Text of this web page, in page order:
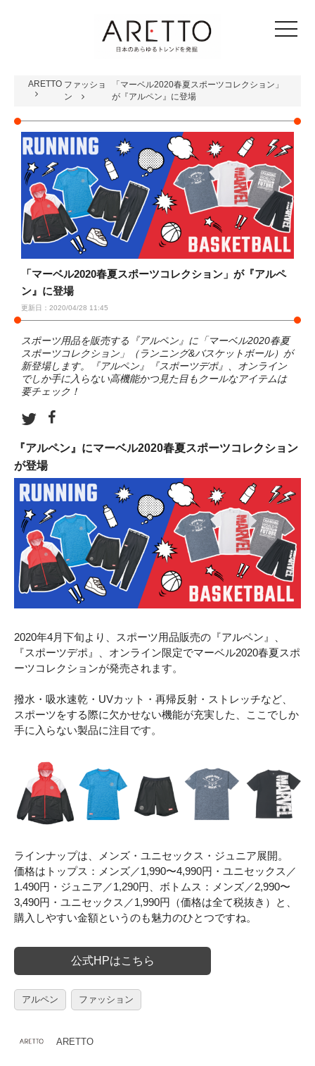
toggle
ARETTO ファッショ
ン
「マーベル2020春夏スポーツコレクション」
が『アルペン』に登場
「マーベル2020春夏スポーツコレクション」が『アルペ
ン』に登場
更新日：2020/04/28 11:45
スポーツ用品を販売する『アルペン』に「マーベル2020春夏
スポーツコレクション」（ランニング&バスケットボール）が
新登場します。『アルペン』『スポーツデポ』、オンライン
でしか手に入らない高機能かつ見た目もクールなアイテムは
要チェック！
『アルペン』にマーベル2020春夏スポーツコレクション
が登場
2020年4月下旬より、スポーツ用品販売の『アルペン』、
『スポーツデポ』、オンライン限定でマーベル2020春夏スポ
ーツコレクションが発売されます。
撥水・吸水速乾・UVカット・再帰反射・ストレッチなど、
スポーツをする際に欠かせない機能が充実した、ここでしか
手に入らない製品に注目です。
ラインナップは、メンズ・ユニセックス・ジュニア展開。
価格はトップス：メンズ／1,990〜4,990円・ユニセックス／
1.490円・ジュニア／1,290円、ボトムス：メンズ／2,990〜
3,490円・ユニセックス／1,990円（価格は全て税抜き）と、
購入しやすい金額というのも魅力のひとつですね。
公式HPはこちら
アルペン ファッション
ARETTO